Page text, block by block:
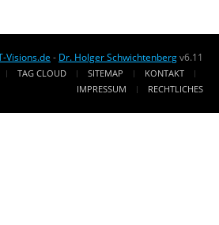
Visions.de - Dr. Holger Schwichtenbergv6.11
TAG CLOUD SITEMAP
KONTAKT
IMPRESSUM
RECHTLICHES